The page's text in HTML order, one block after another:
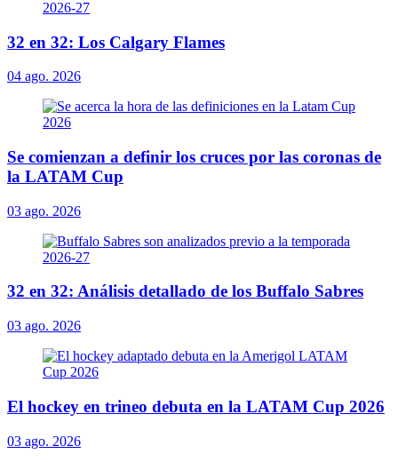
32 en 32: Los Calgary Flames
04 ago. 2026
Se comienzan a definir los cruces por las coronas de
la LATAM Cup
03 ago. 2026
32 en 32: Análisis detallado de los Buffalo Sabres
03 ago. 2026
El hockey en trineo debuta en la LATAM Cup 2026
03 ago. 2026